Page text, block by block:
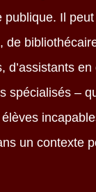
publique. Il peut
de
d’assistants
spécialisés –
un contexte